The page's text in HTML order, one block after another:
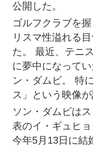
公開した。
ゴルフクラブを
リスマ性溢れる
た。 最近、テニ
に夢中になって
ン・ダムビ。 特
ス」という映像が
ソン・ダムビは
表のイ・ギュヒ
今年5月13日に結